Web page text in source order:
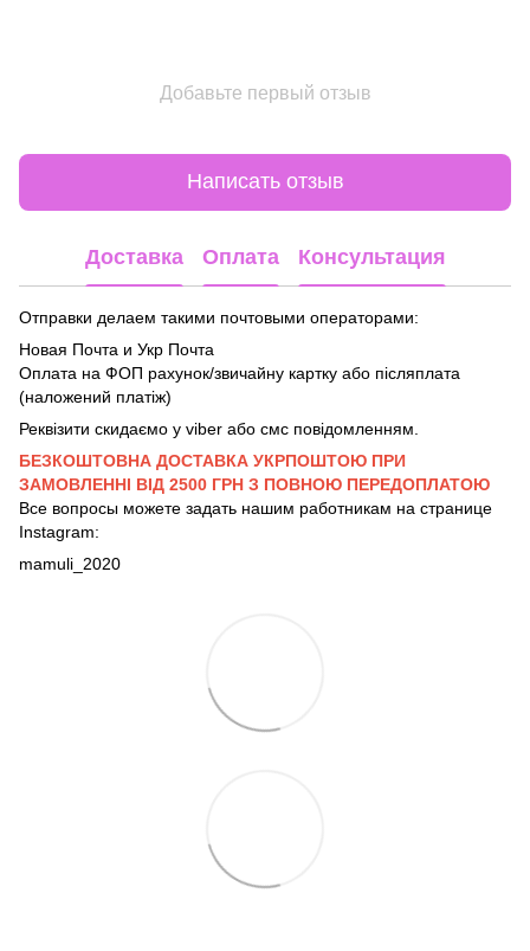
Добавьте первый отзыв
Написать отзыв
Доставка Оплата Консультация
Отправки делаем такими почтовыми операторами:
Новая Почта и Укр Почта
Оплата на ФОП рахунок/звичайну картку або післяплата
(наложений платіж)
Реквізити скидаємо у viber або смс повідомленням.
БЕЗКОШТОВНА ДОСТАВКА УКРПОШТОЮ ПРИ
ЗАМОВЛЕННІ ВІД 2500 ГРН З ПОВНОЮ ПЕРЕДОПЛАТОЮ
Все вопросы можете задать нашим работникам на странице
Instagram:
mamuli_2020